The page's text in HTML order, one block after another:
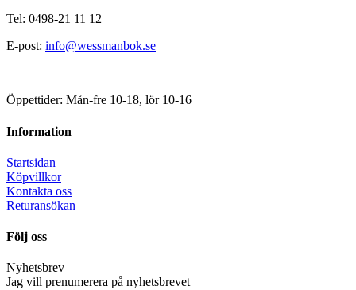
Tel: 0498-21 11 12
E-post: info@wessmanbok.se
Öppettider: Mån-fre 10-18, lör 10-16
Information
Startsidan
Köpvillkor
Kontakta oss
Returansökan
Följ oss
Nyhetsbrev
Jag vill prenumerera på nyhetsbrevet